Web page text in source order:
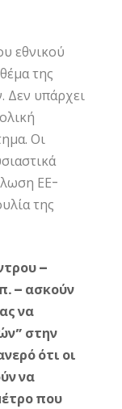
εθνικού
της
Δεν υπάρχει
Οι
ΕΕ-
της
–
– ασκούν
να
στην
ότι οι
να
που